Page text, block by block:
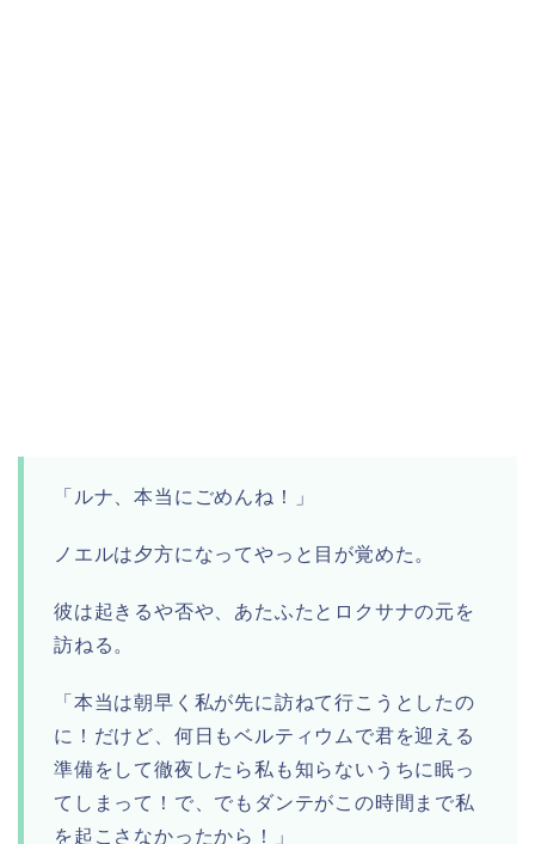
「ルナ、本当にごめんね！」
ノエルは夕方になってやっと目が覚めた。
彼は起きるや否や、あたふたとロクサナの元を
訪ねる。
「本当は朝早く私が先に訪ねて行こうとしたの
に！だけど、何日もベルティウムで君を迎える
準備をして徹夜したら私も知らないうちに眠っ
てしまって！で、でもダンテがこの時間まで私
を起こさなかったから！」